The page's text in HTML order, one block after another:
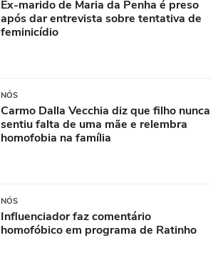
Ex-marido de Maria da Penha é preso
após dar entrevista sobre tentativa de
feminicídio
NÓS
Carmo Dalla Vecchia diz que filho nunca
sentiu falta de uma mãe e relembra
homofobia na família
NÓS
Influenciador faz comentário
homofóbico em programa de Ratinho